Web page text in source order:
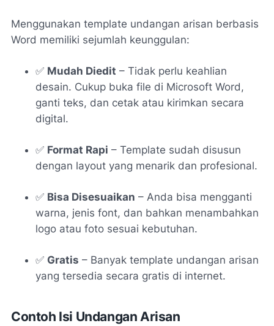
Menggunakan template undangan arisan berbasis
Word memiliki sejumlah keunggulan:
✅ Mudah Diedit – Tidak perlu keahlian
desain. Cukup buka file di Microsoft Word,
ganti teks, dan cetak atau kirimkan secara
digital.
✅ Format Rapi – Template sudah disusun
dengan layout yang menarik dan profesional.
✅ Bisa Disesuaikan – Anda bisa mengganti
warna, jenis font, dan bahkan menambahkan
logo atau foto sesuai kebutuhan.
✅ Gratis – Banyak template undangan arisan
yang tersedia secara gratis di internet.
Contoh Isi Undangan Arisan